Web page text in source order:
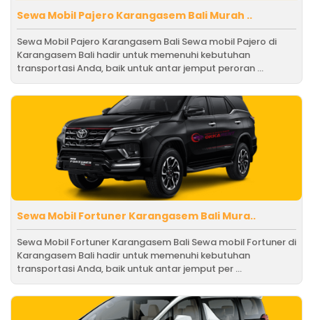
Sewa Mobil Pajero Karangasem Bali Murah ..
Sewa Mobil Pajero Karangasem Bali Sewa mobil Pajero di
Karangasem Bali hadir untuk memenuhi kebutuhan
transportasi Anda, baik untuk antar jemput peroran ...
Sewa Mobil Fortuner Karangasem Bali Mura..
Sewa Mobil Fortuner Karangasem Bali Sewa mobil Fortuner di
Karangasem Bali hadir untuk memenuhi kebutuhan
transportasi Anda, baik untuk antar jemput per ...